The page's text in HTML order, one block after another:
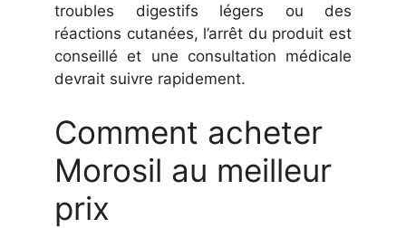
troubles digestifs légers ou des
réactions cutanées, l’arrêt du produit est
conseillé et une consultation médicale
devrait suivre rapidement.
Comment acheter
Morosil au meilleur
prix